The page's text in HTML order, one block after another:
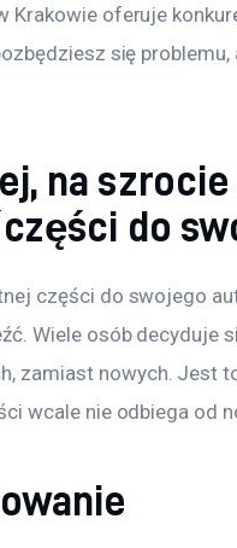
Krakowie oferuje
się
na
do
części do swojego
Wiele osób decyduje
zamiast nowych. Jest
wcale nie odbiega od